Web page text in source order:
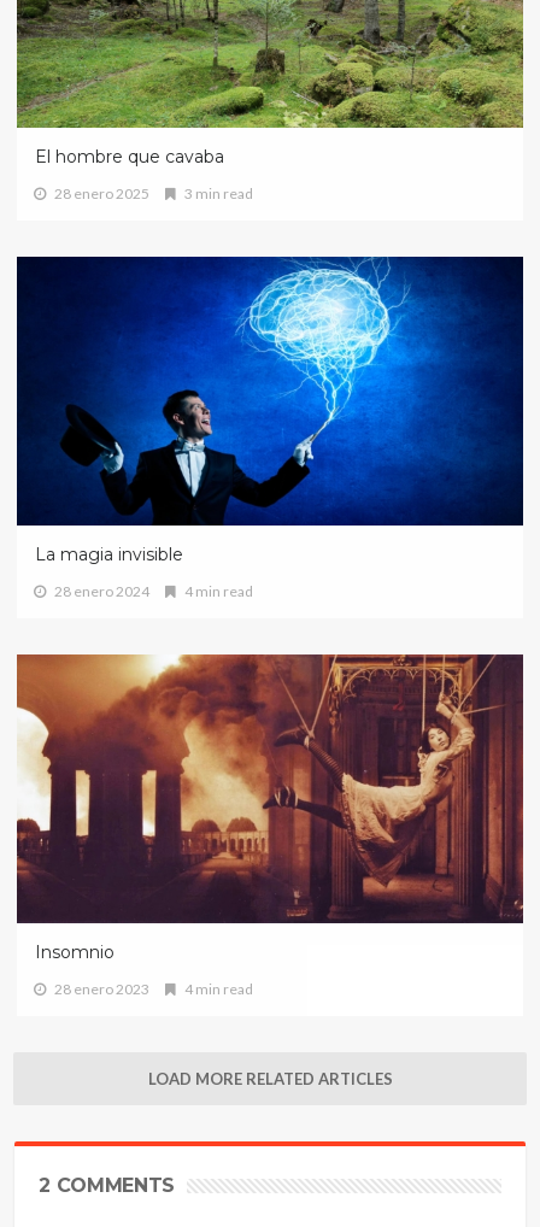
El hombre que cavaba
28 enero 2025 3 min read
La magia invisible
28 enero 2024 4 min read
Insomnio
28 enero 2023 4 min read
LOAD MORE RELATED ARTICLES
2 COMMENTS